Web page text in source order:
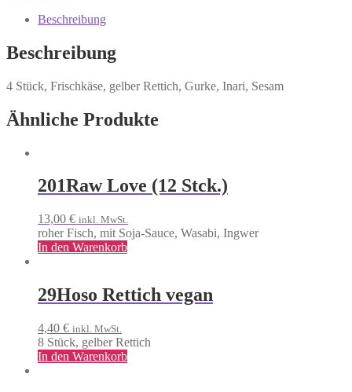
Beschreibung
Beschreibung
4 Stück, Frischkäse, gelber Rettich, Gurke, Inari, Sesam
Ähnliche Produkte
201Raw Love (12 Stck.)
13,00 € inkl. MwSt.
roher Fisch, mit Soja-Sauce, Wasabi, Ingwer
In den Warenkorb
29Hoso Rettich vegan
4,40 € inkl. MwSt.
8 Stück, gelber Rettich
In den Warenkorb